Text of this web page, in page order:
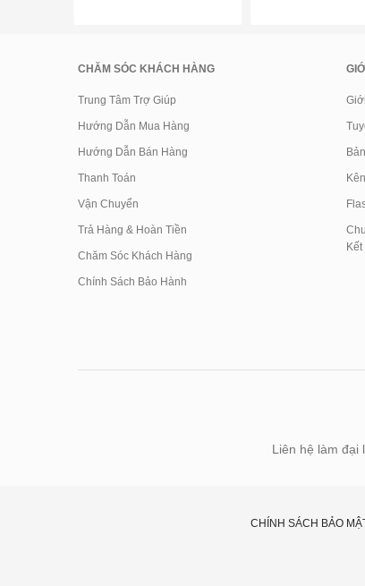
CHĂM SÓC KHÁCH HÀNG
Trung Tâm Trợ Giúp
Hướng Dẫn Mua Hàng
Hướng Dẫn Bán Hàng
Thanh Toán
Vận Chuyển
Trả Hàng & Hoàn Tiền
Chăm Sóc Khách Hàng
Chính Sách Bảo Hành
Kết
Liên hệ làm đại
CHÍNH SÁCH BẢO